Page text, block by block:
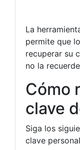
La
permite que
recuperar su
no la
Cómo
clave
Siga los
clave